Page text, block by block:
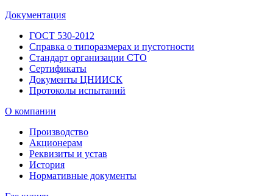
Документация
ГОСТ 530-2012
Справка о типоразмерах и пустотности
Стандарт организации СТО
Сертификаты
Документы ЦНИИСК
Протоколы испытаний
О компании
Производство
Акционерам
Реквизиты и устав
История
Нормативные документы